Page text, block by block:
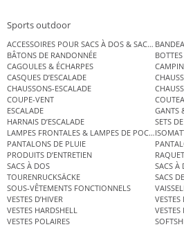
Sports outdoor
ACCESSOIRES POUR SACS À DOS & SACS
BÂTONS DE RANDONNÉE
CAGOULES & ÉCHARPES
CASQUES D’ESCALADE
CHAUSSONS-ESCALADE
COUPE-VENT
ESCALADE
GANTS
HARNAIS D’ESCALADE
SETS
LAMPES FRONTALES & LAMPES DE POCHE
PANTALONS DE PLUIE
PRODUITS D’ENTRETIEN
SACS À DOS
SACS À
TOURENRUCKSÄCKE
SACS
SOUS-VÊTEMENTS FONCTIONNELS
VESTES D’HIVER
VESTES HARDSHELL
VESTES
VESTES POLAIRES